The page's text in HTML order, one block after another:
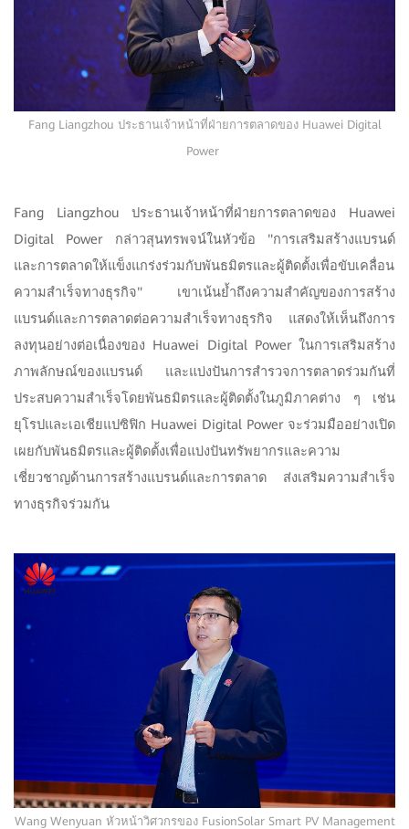
Fang Liangzhou ประธานเจ้าหน้าที่ฝ่ายการตลาดของ Huawei Digital
Power
Fang Liangzhou ประธานเจ้าหน้าที่ฝ่ายการตลาดของ Huawei
Digital Power กล่าวสุนทรพจน์ในหัวข้อ "การเสริมสร้างแบรนด์
และการตลาดให้แข็งแกร่งร่วมกับพันธมิตรและผู้ติดตั้งเพื่อขับเคลื่อน
ความสำเร็จทางธุรกิจ" เขาเน้นย้ำถึงความสำคัญของการสร้าง
แบรนด์และการตลาดต่อความสำเร็จทางธุรกิจ แสดงให้เห็นถึงการ
ลงทุนอย่างต่อเนื่องของ Huawei Digital Power ในการเสริมสร้าง
ภาพลักษณ์ของแบรนด์ และแบ่งปันการสำรวจการตลาดร่วมกันที่
ประสบความสำเร็จโดยพันธมิตรและผู้ติดตั้งในภูมิภาคต่าง ๆ เช่น
ยุโรปและเอเชียแปซิฟิก Huawei Digital Power จะร่วมมืออย่างเปิด
เผยกับพันธมิตรและผู้ติดตั้งเพื่อแบ่งปันทรัพยากรและความ
เชี่ยวชาญด้านการสร้างแบรนด์และการตลาด ส่งเสริมความสำเร็จ
ทางธุรกิจร่วมกัน
Wang Wenyuan หัวหน้าวิศวกรของ FusionSolar Smart PV Management